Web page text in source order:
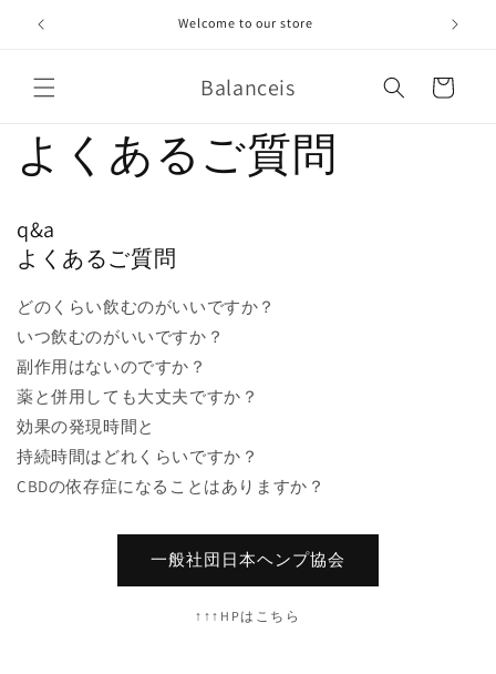
ンツに
Welcome to our store
Balanceis
ー
よくあるご質問
q&a
よくあるご質問
どのくらい飲むのがいいですか？
いつ飲むのがいいですか？
副作用はないのですか？
薬と併用しても大丈夫ですか？
効果の発現時間と
持続時間はどれくらいですか？
CBDの依存症になることはありますか？
一般社団日本ヘンプ協会
↑↑↑HPはこちら